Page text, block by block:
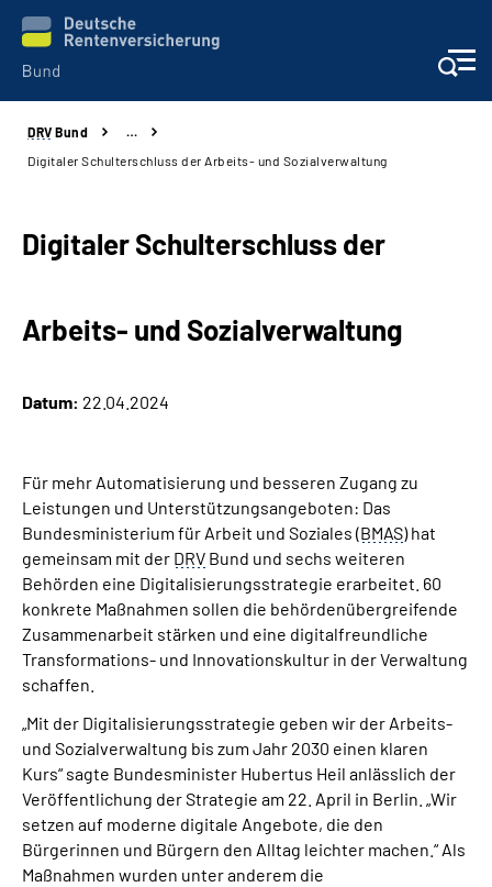
Beratung & Kontakt
Presse
Karriere
Inhalte in Gebärdensprache (DGS)
Leichte Sprache
Mein Kundenportal
DRV Bund
…
Digitaler Schulterschluss der Arbeits- und Sozialverwaltung
Digitaler Schulterschluss der
Arbeits- und Sozialverwaltung
Datum: 22.04.2024
Für mehr Automatisierung und besseren Zugang zu
Leistungen und Unterstützungsangeboten: Das
Bundesministerium für Arbeit und Soziales (BMAS) hat
gemeinsam mit der DRV Bund und sechs weiteren
Behörden eine Digitalisierungsstrategie erarbeitet. 60
konkrete Maßnahmen sollen die behördenübergreifende
Zusammenarbeit stärken und eine digitalfreundliche
Transformations- und Innovationskultur in der Verwaltung
schaffen.
„Mit der Digitalisierungsstrategie geben wir der Arbeits-
und Sozialverwaltung bis zum Jahr 2030 einen klaren
Kurs“ sagte Bundesminister Hubertus Heil anlässlich der
Veröffentlichung der Strategie am 22. April in Berlin. „Wir
setzen auf moderne digitale Angebote, die den
Bürgerinnen und Bürgern den Alltag leichter machen.“ Als
Maßnahmen wurden unter anderem die